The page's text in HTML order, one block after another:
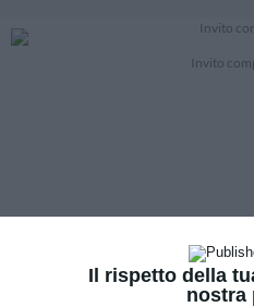
Il rispetto della
nostra
Invito